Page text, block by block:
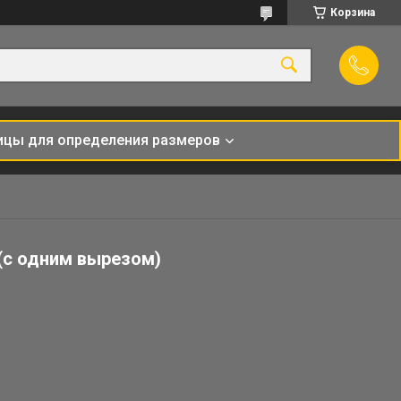
Корзина
для определения размеров
одним вырезом)